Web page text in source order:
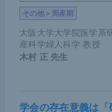
その他＞周産期
大阪大学大学院医学系
産科学婦人科学 教授
木村 正 先生
学会の存在意義は